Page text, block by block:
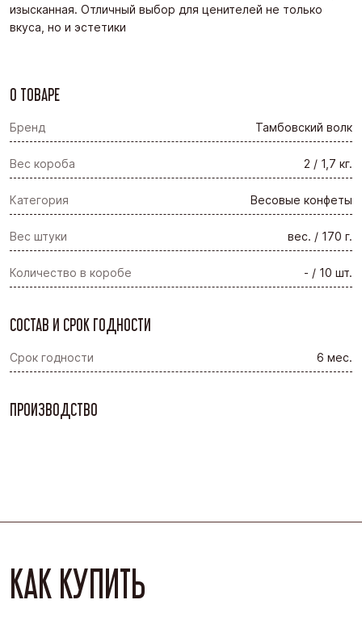
изысканная. Отличный выбор для ценителей не только
вкуса, но и эстетики
О ТОВАРЕ
Бренд Тамбовский волк
Вес короба 2 / 1,7 кг.
Категория Весовые конфеты
Вес штуки вес. / 170 г.
Количество в коробе - / 10 шт.
СОСТАВ И СРОК ГОДНОСТИ
Срок годности 6 мес.
ПРОИЗВОДСТВО
КАК КУПИТЬ